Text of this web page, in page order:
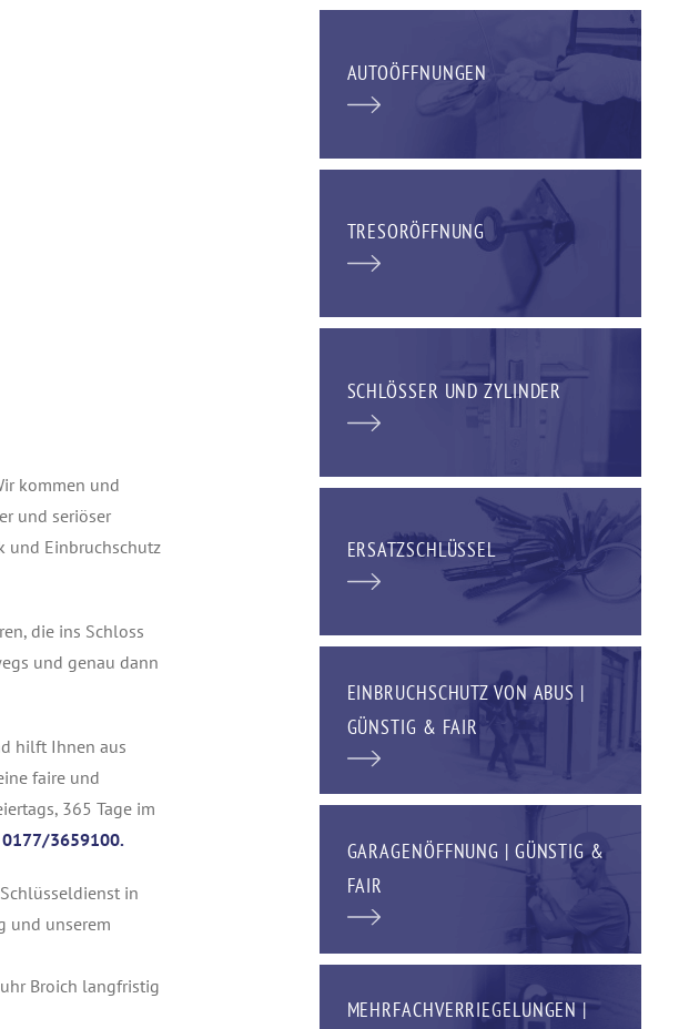
kommen und
und seriöser
und Einbruchschutz
die ins Schloss
und genau dann
hilft Ihnen aus
faire und
365 Tage im
0177/3659100.
in
und unserem
Broich langfristig
AUTOÖFFNUNGEN
TRESORÖFFNUNG
SCHLÖSSER UND ZYLINDER
ERSATZSCHLÜSSEL
EINBRUCHSCHUTZ VON ABUS |
GÜNSTIG & FAIR
GARAGENÖFFNUNG | GÜNSTIG &
FAIR
MEHRFACHVERRIEGELUNGEN |